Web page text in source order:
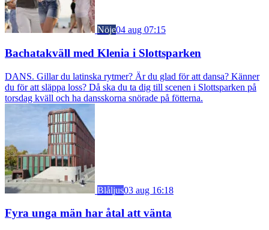
Nöje04 aug 07:15
Bachatakväll med Klenia i Slottsparken
DANS. Gillar du latinska rytmer? Är du glad för att dansa? Känner
du för att släppa loss? Då ska du ta dig till scenen i Slottsparken på
torsdag kväll och ha dansskorna snörade på fötterna.
Blåljus03 aug 16:18
Fyra unga män har åtal att vänta